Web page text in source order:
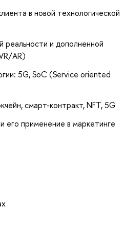
в новой технологической
реальности и дополненной
AR)
5G, SoC (Service oriented
смарт-контракт, NFT, 5G
его применение в маркетинге